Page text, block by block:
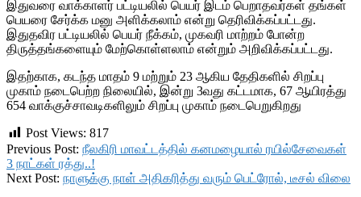
இதுவரை வாக்காளர் பட்டியலில் பெயர் இடம் பெறாதவர்கள் தங்கள்
பெயரை சேர்க்க மனு அளிக்கலாம் என்று தெரிவிக்கப்பட்டது.
இதுதவிர பட்டியலில் பெயர் நீக்கம், முகவரி மாற்றம் போன்ற
திருத்தங்களையும் மேற்கொள்ளலாம் என்றும் அறிவிக்கப்பட்டது.
இதற்காக, கடந்த மாதம் 9 மற்றும் 23 ஆகிய தேதிகளில் சிறப்பு
முகாம் நடைபெற்ற நிலையில், இன்று 3வது கட்டமாக, 67 ஆயிரத்து
654 வாக்குச்சாவடிகளிலும் சிறப்பு முகாம் நடைபெறுகிறது
Post Views: 817
2018-
10-
07
Previous Post: நீலகிரி மாவட்டத்தில் கனமழையால் ரயில்சேவைகள்
3 நாட்கள் ரத்து..!
Next Post: நாளுக்கு நாள் அதிகரித்து வரும் பெட்ரோல், டீசல் விலை